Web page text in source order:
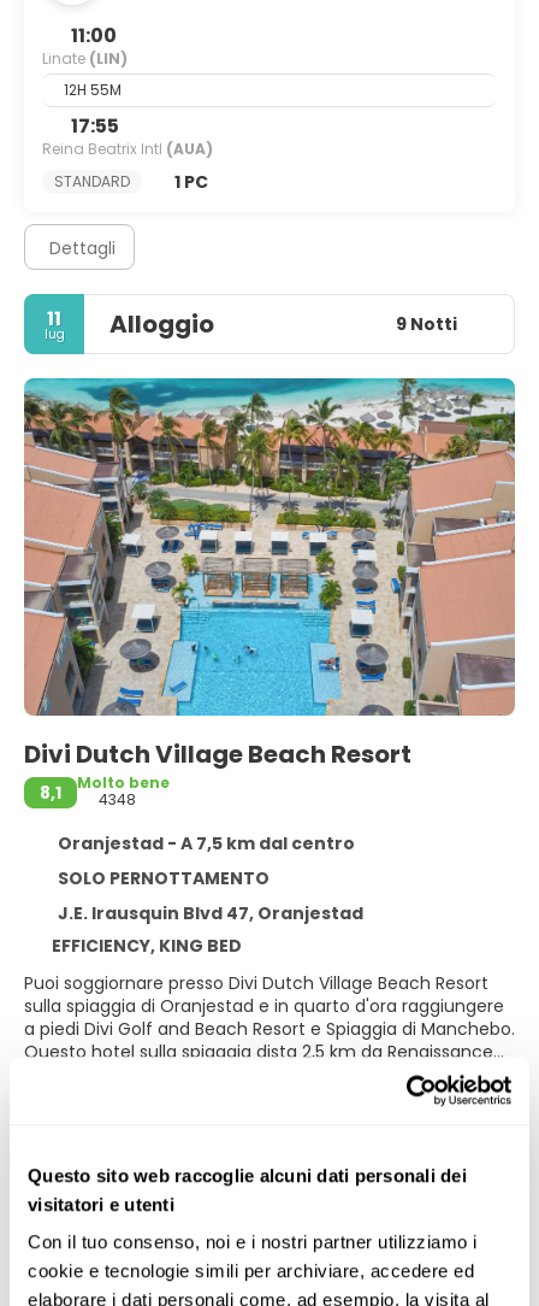
Questo sito web raccoglie alcuni dati personali dei
visitatori e utenti
Con il tuo consenso, noi e i nostri partner utilizziamo i
cookie e tecnologie simili per archiviare, accedere ed
elaborare i dati personali come, ad esempio, la visita al
11:00
Linate (LIN)
12H 55M
17:55
Reina Beatrix Intl (AUA)
STANDARD
1 PC
Dettagli
11
lug Alloggio 9 Notti
Divi Dutch Village Beach Resort
8,1
Molto bene
4348
Oranjestad - A 7,5 km dal centro
SOLO PERNOTTAMENTO
J.E. Irausquin Blvd 47, Oranjestad
EFFICIENCY, KING BED
Puoi soggiornare presso Divi Dutch Village Beach Resort
sulla spiaggia di Oranjestad e in quarto d'ora raggiungere
a piedi Divi Golf and Beach Resort e Spiaggia di Manchebo.
Questo hotel sulla spiaggia dista 2,5 km da Renaissance
hotel dispone, inoltre, di il Wi-Fi gratuito, servizi di
concierge e un servizio babysitter a pagamento.
Rilassati in una delle 123 camere della struttura, complete
di frigorifero e microonde. Il Wi-Fi gratuito ti consente di
restare in contatto con il mondo, mentre la TV con canali
Ulteriori informazioni
14 Biglietti & Attività